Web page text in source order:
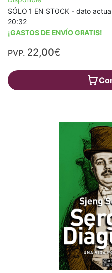
SÓLO 1 EN STOCK - dato
20:32
¡GASTOS DE ENVÍO GRATIS!
PVP. 22,00€